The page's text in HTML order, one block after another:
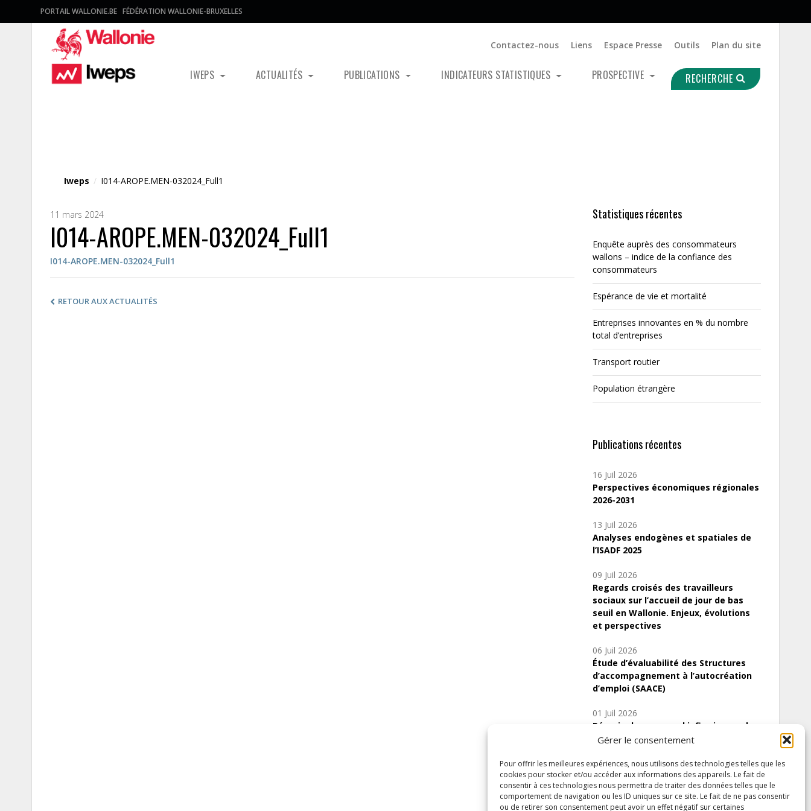
Gérer le consentement
Pour offrir les meilleures expériences, nous utilisons des technologies telles que les
cookies pour stocker et/ou accéder aux informations des appareils. Le fait de
consentir à ces technologies nous permettra de traiter des données telles que le
comportement de navigation ou les ID uniques sur ce site. Le fait de ne pas consentir
ou de retirer son consentement peut avoir un effet négatif sur certaines
PORTAIL WALLONIE.BE FÉDÉRATION WALLONIE-BRUXELLES
Contactez-nous Liens Espace Presse Outils Plan du site
IWEPS ACTUALITÉS PUBLICATIONS INDICATEURS STATISTIQUES PROSPECTIVE RECHERCHE
Iweps / I014-AROPE.MEN-032024_Full1
11 mars 2024
I014-AROPE.MEN-032024_Full1
I014-AROPE.MEN-032024_Full1
RETOUR AUX ACTUALITÉS
Statistiques récentes
Enquête auprès des consommateurs
wallons – indice de la confiance des
consommateurs
Espérance de vie et mortalité
Entreprises innovantes en % du nombre
total d’entreprises
Transport routier
Population étrangère
Publications récentes
16 Juil 2026
Perspectives économiques régionales
2026-2031
13 Juil 2026
Analyses endogènes et spatiales de
l’ISADF 2025
09 Juil 2026
Regards croisés des travailleurs
sociaux sur l’accueil de jour de bas
seuil en Wallonie. Enjeux, évolutions
et perspectives
06 Juil 2026
Étude d’évaluabilité des Structures
d’accompagnement à l’autocréation
d’emploi (SAACE)
01 Juil 2026
Pénurie du personnel infirmier :quels
indicateurs d’offre de soins pour
Inscrivez-vous à notre newsletter